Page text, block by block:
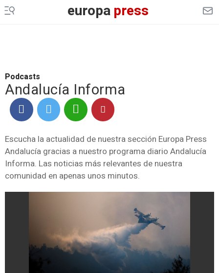
europapress
Podcasts
Andalucía Informa
Escucha la actualidad de nuestra sección Europa Press
Andalucía gracias a nuestro programa diario Andalucía
Informa. Las noticias más relevantes de nuestra
comunidad en apenas unos minutos.